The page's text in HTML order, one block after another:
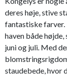
deres høje, stive
fantastiske
haven både
juni og juli. Med
staudebede, hvor